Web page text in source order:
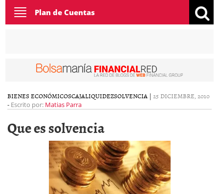
Toggle
navigation
Plan de Cuentas
BIENES ECONÓMICOSCAJALIQUIDEZSOLVENCIA | 25 DICIEMBRE, 2010
- Escrito por: Matias Parra
Que es solvencia